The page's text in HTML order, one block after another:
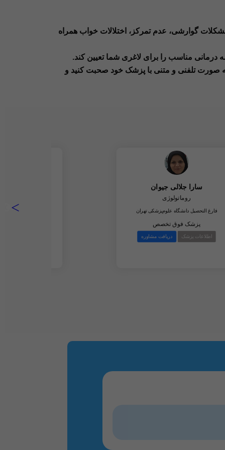
گوارشی، عدم تمرکز، اختلالات خواب همراه
مناسب را برای لاغری شما تعیین کند.
به صورت تلفنی و متنی با پزشک خود صحبت کنید و